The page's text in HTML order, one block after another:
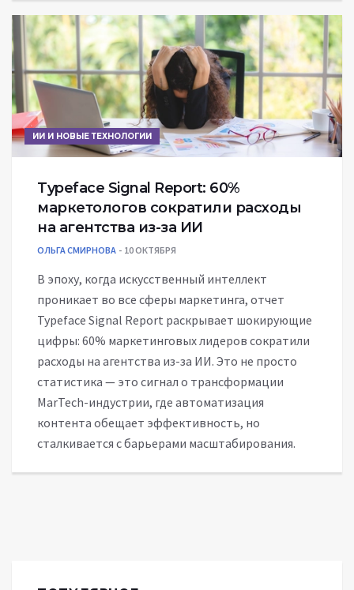
ИИ И НОВЫЕ ТЕХНОЛОГИИ
Typeface Signal Report: 60%
маркетологов сократили расходы
на агентства из-за ИИ
ОЛЬГА СМИРНОВА 10 ОКТЯБРЯ
В эпоху, когда искусственный интеллект
проникает во все сферы маркетинга, отчет
Typeface Signal Report раскрывает шокирующие
цифры: 60% маркетинговых лидеров сократили
расходы на агентства из-за ИИ. Это не просто
статистика — это сигнал о трансформации
MarTech-индустрии, где автоматизация
контента обещает эффективность, но
сталкивается с барьерами масштабирования.